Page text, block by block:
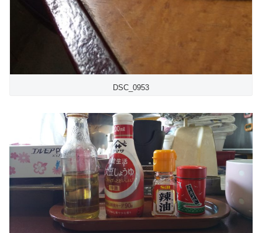
DSC_0953